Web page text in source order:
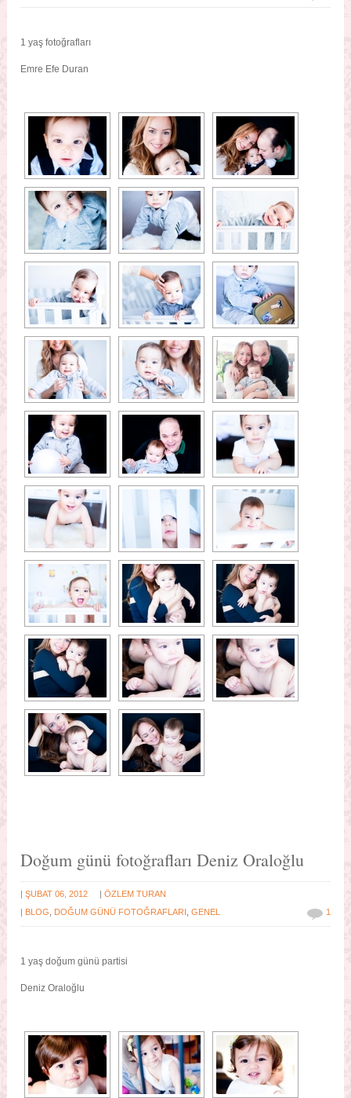
1 yaş fotoğrafları
Emre Efe Duran
Doğum günü fotoğrafları Deniz Oraloğlu
| ŞUBAT 06, 2012 |ÖZLEM TURAN
| BLOG DOĞUM GÜNÜ FOTOĞRAFLARI ,GENEL 1
1 yaş doğum günü partisi
Deniz Oraloğlu